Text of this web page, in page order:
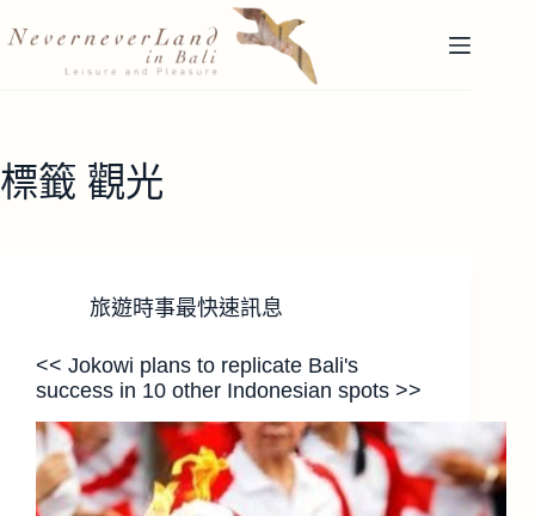
至
容
標籤 觀光
旅遊時事最快速訊息
<< Jokowi plans to replicate Bali's
success in 10 other Indonesian spots >>